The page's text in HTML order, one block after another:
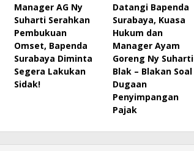
Manager AG Ny
Suharti Serahkan
Pembukuan
Omset, Bapenda
Surabaya Diminta
Segera Lakukan
Sidak!
Datangi Bapenda
Surabaya, Kuasa
Hukum dan
Manager Ayam
Goreng Ny Suharti
Blak – Blakan Soal
Dugaan
Penyimpangan
Pajak